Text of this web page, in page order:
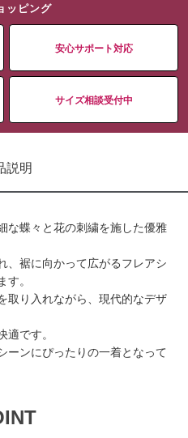
ッピング
安心サポート対応
サイズ相談受付中
説明
な蝶々と花の刺繍を施した優雅
、裾に向かって広がるフレアシ
す。
取り入れながら、現代的なデザ
適です。
ーンにぴったりの一着となって